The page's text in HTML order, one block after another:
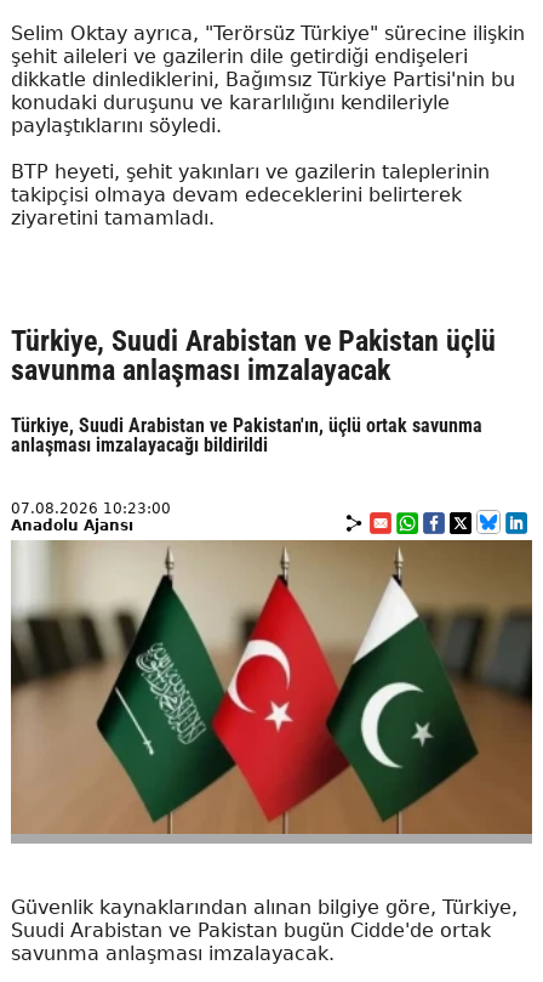
Selim Oktay ayrıca, "Terörsüz Türkiye" sürecine ilişkin
şehit aileleri ve gazilerin dile getirdiği endişeleri
dikkatle dinlediklerini, Bağımsız Türkiye Partisi'nin bu
konudaki duruşunu ve kararlılığını kendileriyle
paylaştıklarını söyledi.
BTP heyeti, şehit yakınları ve gazilerin taleplerinin
takipçisi olmaya devam edeceklerini belirterek
ziyaretini tamamladı.
Türkiye, Suudi Arabistan ve Pakistan üçlü
savunma anlaşması imzalayacak
Türkiye, Suudi Arabistan ve Pakistan'ın, üçlü ortak savunma
anlaşması imzalayacağı bildirildi
07.08.2026 10:23:00
Anadolu Ajansı
Güvenlik kaynaklarından alınan bilgiye göre, Türkiye,
Suudi Arabistan ve Pakistan bugün Cidde'de ortak
savunma anlaşması imzalayacak.